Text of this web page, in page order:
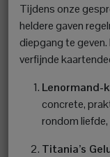
Tijdens onze
heldere gaven
diepgang te
verfijnde
Lenormand-
concrete,
rondom liefde,
Titania’s